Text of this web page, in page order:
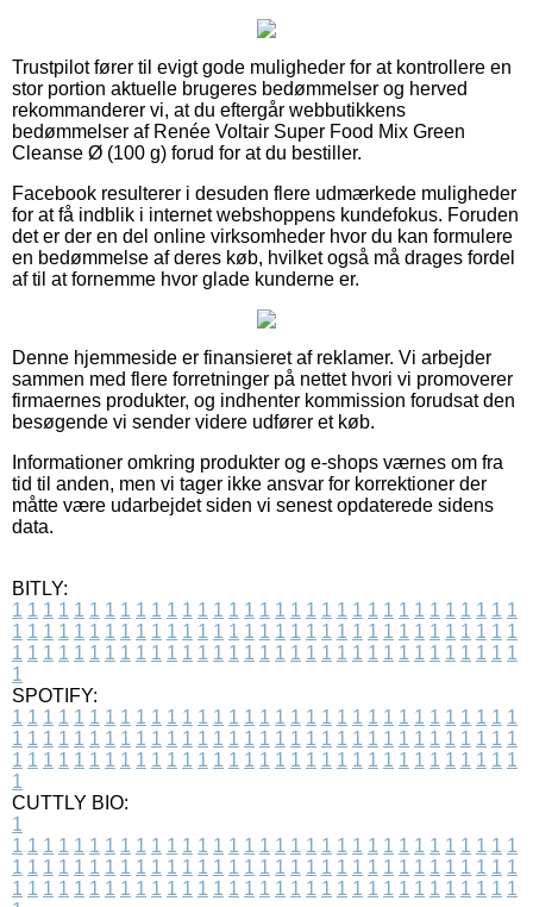
Trustpilot fører til evigt gode muligheder for at kontrollere en
stor portion aktuelle brugeres bedømmelser og herved
rekommanderer vi, at du eftergår webbutikkens
bedømmelser af Renée Voltair Super Food Mix Green
Cleanse Ø (100 g) forud for at du bestiller.
Facebook resulterer i desuden flere udmærkede muligheder
for at få indblik i internet webshoppens kundefokus. Foruden
det er der en del online virksomheder hvor du kan formulere
en bedømmelse af deres køb, hvilket også må drages fordel
af til at fornemme hvor glade kunderne er.
Denne hjemmeside er finansieret af reklamer. Vi arbejder
sammen med flere forretninger på nettet hvori vi promoverer
firmaernes produkter, og indhenter kommission forudsat den
besøgende vi sender videre udfører et køb.
Informationer omkring produkter og e-shops værnes om fra
tid til anden, men vi tager ikke ansvar for korrektioner der
måtte være udarbejdet siden vi senest opdaterede sidens
data.
BITLY:
1 1 1 1 1 1 1 1 1 1 1 1 1 1 1 1 1 1 1 1 1 1 1 1 1 1 1 1 1 1 1 1 1
1 1 1 1 1 1 1 1 1 1 1 1 1 1 1 1 1 1 1 1 1 1 1 1 1 1 1 1 1 1 1 1 1
1 1 1 1 1 1 1 1 1 1 1 1 1 1 1 1 1 1 1 1 1 1 1 1 1 1 1 1 1 1 1 1 1
1
SPOTIFY:
1 1 1 1 1 1 1 1 1 1 1 1 1 1 1 1 1 1 1 1 1 1 1 1 1 1 1 1 1 1 1 1 1
1 1 1 1 1 1 1 1 1 1 1 1 1 1 1 1 1 1 1 1 1 1 1 1 1 1 1 1 1 1 1 1 1
1 1 1 1 1 1 1 1 1 1 1 1 1 1 1 1 1 1 1 1 1 1 1 1 1 1 1 1 1 1 1 1 1
1
CUTTLY BIO:
1
1 1 1 1 1 1 1 1 1 1 1 1 1 1 1 1 1 1 1 1 1 1 1 1 1 1 1 1 1 1 1 1 1
1 1 1 1 1 1 1 1 1 1 1 1 1 1 1 1 1 1 1 1 1 1 1 1 1 1 1 1 1 1 1 1 1
1 1 1 1 1 1 1 1 1 1 1 1 1 1 1 1 1 1 1 1 1 1 1 1 1 1 1 1 1 1 1 1 1